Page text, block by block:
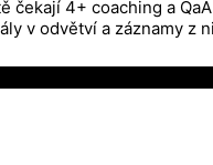
čekají 4+ coaching a
v odvětví a záznamy z